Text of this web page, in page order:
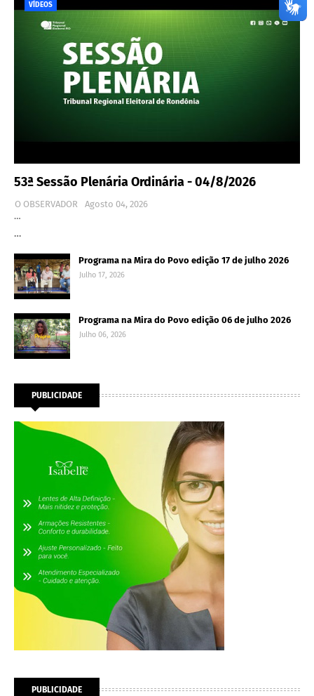
VÍDEOS
53ª Sessão Plenária Ordinária - 04/8/2026
O OBSERVADOR
Agosto 04, 2026
…
…
Programa na Mira do Povo edição 17 de julho 2026
Julho 17, 2026
Programa na Mira do Povo edição 06 de julho 2026
Julho 06, 2026
PUBLICIDADE
PUBLICIDADE